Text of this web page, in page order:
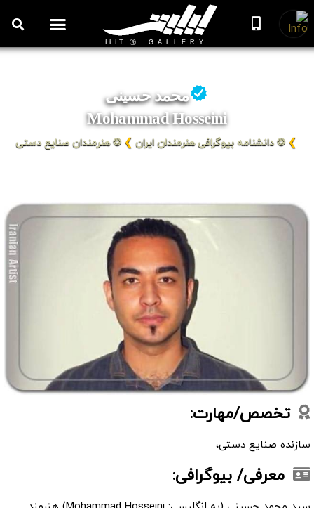
محمد حسینی
Mohammad Hosseini
❯ ❂ دانشنامه بیوگرافی هنرمندان ایران ❯ ❂ هنرمندان صنایع دستی
تخصص/مهارت:
سازنده صنایع دستی،
معرفی/ بیوگرافی: